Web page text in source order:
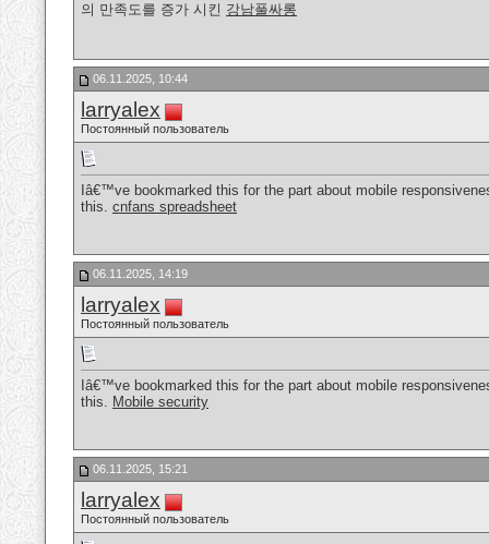
의 만족도를 증가 시킨 강남풀싸롱
06.11.2025, 10:44
larryalex
Постоянный пользователь
Iâ€™ve bookmarked this for the part about mobile
this. cnfans spreadsheet
06.11.2025, 14:19
larryalex
Постоянный пользователь
Iâ€™ve bookmarked this for the part about mobile
this. Mobile security
06.11.2025, 15:21
larryalex
Постоянный пользователь